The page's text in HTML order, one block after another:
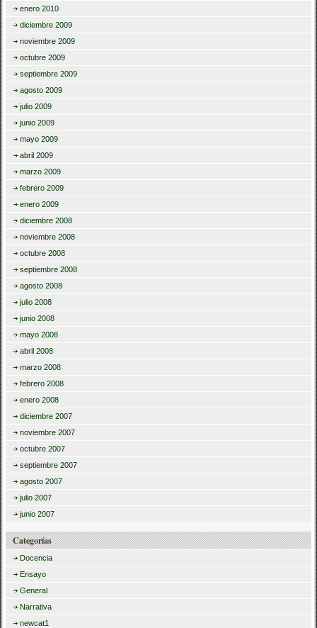
enero 2010
diciembre 2009
noviembre 2009
octubre 2009
septiembre 2009
agosto 2009
julio 2009
junio 2009
mayo 2009
abril 2009
marzo 2009
febrero 2009
enero 2009
diciembre 2008
noviembre 2008
octubre 2008
septiembre 2008
agosto 2008
julio 2008
junio 2008
mayo 2008
abril 2008
marzo 2008
febrero 2008
enero 2008
diciembre 2007
noviembre 2007
octubre 2007
septiembre 2007
agosto 2007
julio 2007
junio 2007
Categorías
Docencia
Ensayo
General
Narrativa
newcat1